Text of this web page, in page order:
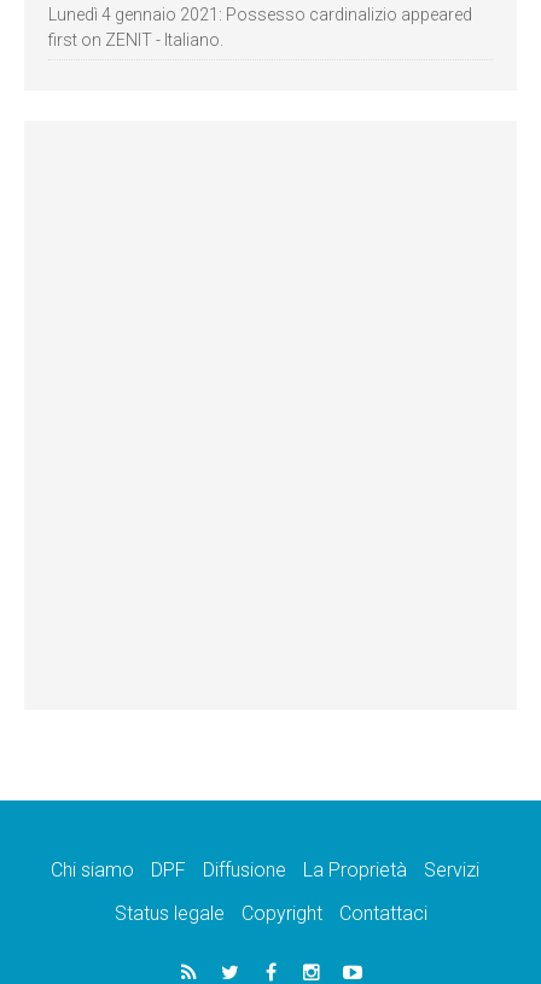
Lunedì 4 gennaio 2021: Possesso cardinalizio appeared
first on ZENIT - Italiano.
Chi siamo DPF Diffusione La Proprietà
Servizi
Status legale
Copyright Contattaci